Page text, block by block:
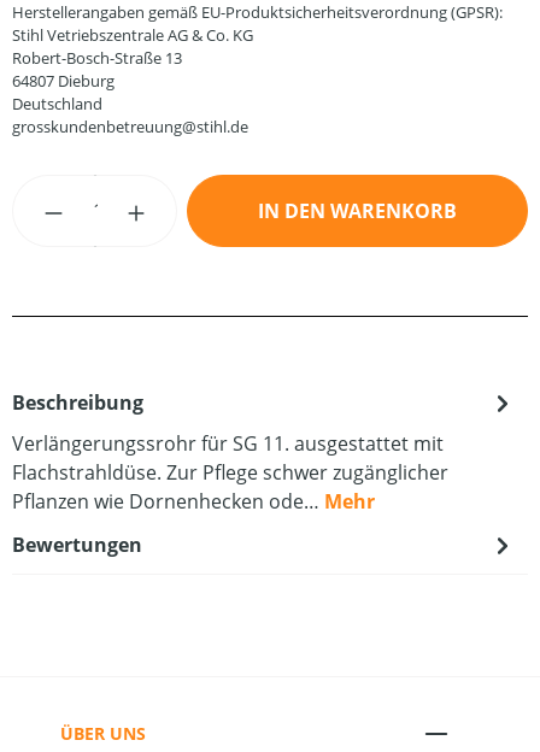
Herstellerangaben gemäß EU-Produktsicherheitsverordnung (GPSR):
Stihl Vetriebszentrale AG & Co. KG
Robert-Bosch-Straße 13
64807 Dieburg
Deutschland
grosskundenbetreuung@stihl.de
Produkt Anzahl: Gib den gewünschten
IN DEN WARENKORB
Beschreibung
Verlängerungssrohr für SG 11. ausgestattet mit
Flachstrahldüse. Zur Pflege schwer zugänglicher
Pflanzen wie Dornenhecken ode… Mehr
Bewertungen
ÜBER UNS